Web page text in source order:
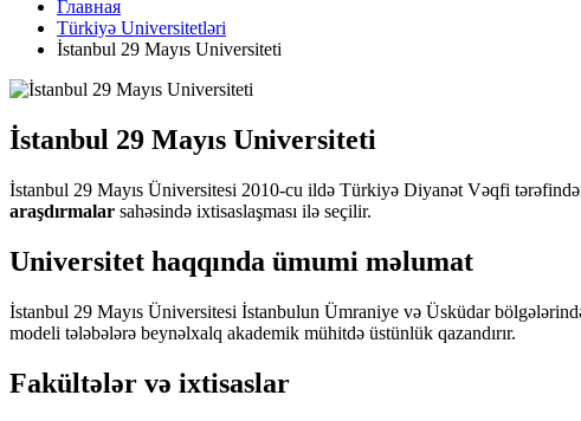
Главная
Türkiyə Universitetləri
İstanbul 29 Mayıs Universiteti
İstanbul 29 Mayıs Universiteti
İstanbul 29 Mayıs Üniversitesi 2010-cu ildə Türkiyə Diyanət Vəqfi
araşdırmalar sahəsində ixtisaslaşması ilə seçilir.
Universitet haqqında ümumi məlumat
İstanbul 29 Mayıs Üniversitesi İstanbulun Ümraniye və Üsküdar
modeli tələbələrə beynəlxalq akademik mühitdə üstünlük qazandırır.
Fakültələr və ixtisaslar